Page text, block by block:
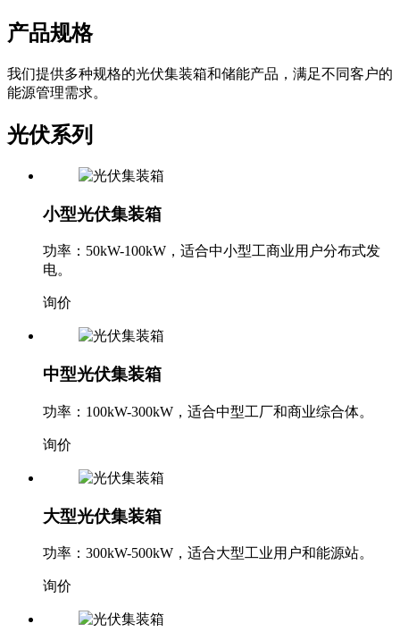
产品规格
我们提供多种规格的光伏集装箱和储能产品，满足不同客户的
能源管理需求。
光伏系列
小型光伏集装箱
功率：50kW-100kW，适合中小型工商业用户分布式发
电。
询价
中型光伏集装箱
功率：100kW-300kW，适合中型工厂和商业综合体。
询价
大型光伏集装箱
功率：300kW-500kW，适合大型工业用户和能源站。
询价